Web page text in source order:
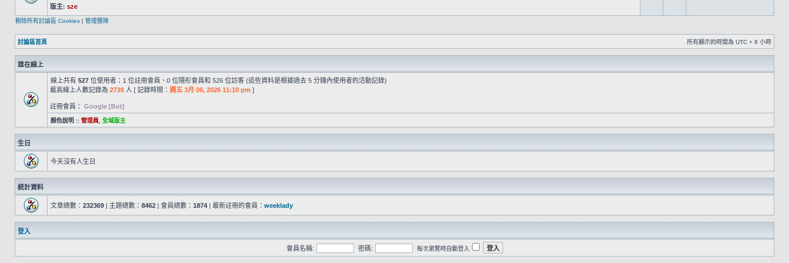
版主: sze
刪除所有討論區 Cookies | 管理團隊
討論區首頁 所有顯示的時間為 UTC + 8 小時
誰在線上
線上共有 527 位使用者：1 位註冊會員、0 位隱形會員和 526 位訪客 (這些資料是根據過去 5 分鐘內使用者的活動記錄)
最高線上人數記錄為 2739 人 [ 記錄時間： 週五 3月 06, 2026 11:10 pm ]
註冊會員： Google [Bot]
顏色說明 :: 管理員 全域版主
生日
今天沒有人生日
統計資料
文章總數： 232369 | 主題總數： 8462 | 會員總數： 1874 | 最新註冊的會員： weeklady
登入
會員名稱: 密碼: 每次瀏覽時自動登入